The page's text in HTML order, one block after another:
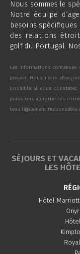
Nous sommes le
Notre équipe
besoins
des relations
golf du Portugal.
Les informations contenues
préavis. Nous nous
possible. Si vous constatez
puissions apporter les
tenu légalement responsable
SÉJOURS ET
LES
Hôtel